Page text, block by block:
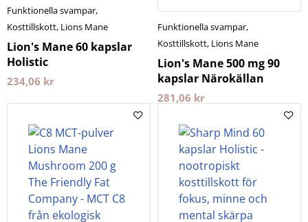
Funktionella svampar,
Kosttillskott, Lions Mane
Lion's Mane 60 kapslar
Holistic
234,06 kr
Funktionella svampar,
Kosttillskott, Lions Mane
Lion's Mane 500 mg 90
kapslar Närokällan
281,06 kr